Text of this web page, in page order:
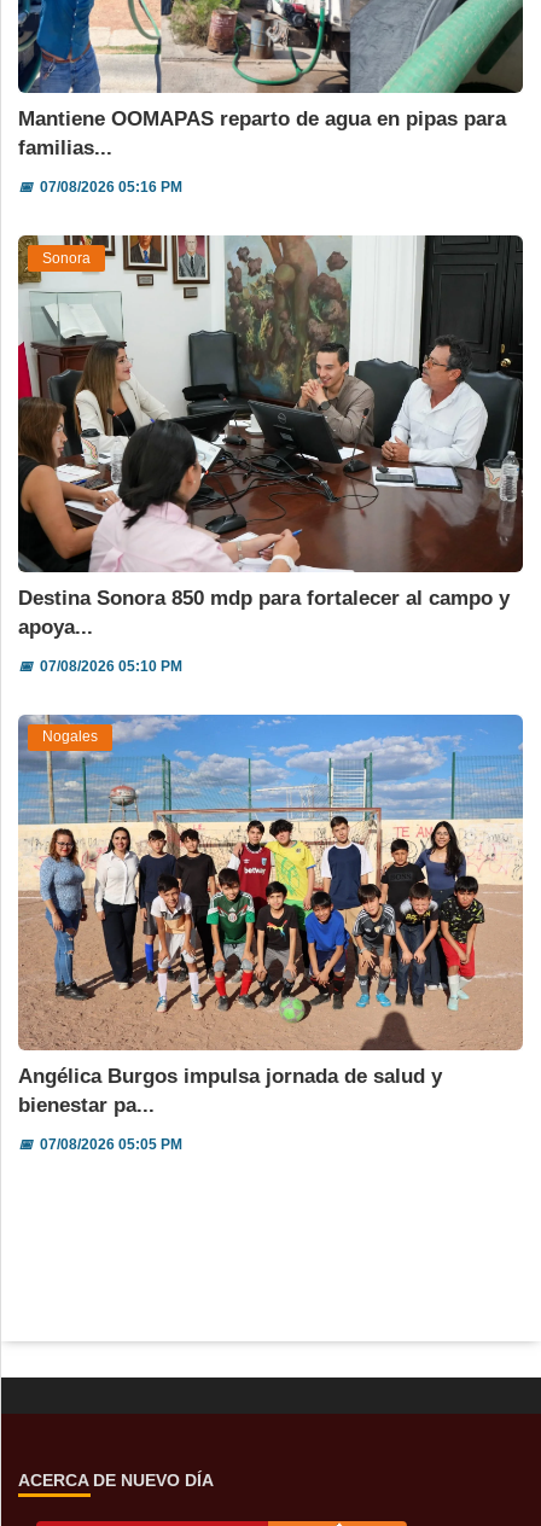
Mantiene OOMAPAS reparto de agua en pipas para
familias...
📅07/08/2026 05:16 PM
Sonora
Destina Sonora 850 mdp para fortalecer al campo y
apoya...
📅07/08/2026 05:10 PM
Nogales
Angélica Burgos impulsa jornada de salud y
bienestar pa...
📅07/08/2026 05:05 PM
ACERCA DE NUEVO DÍA